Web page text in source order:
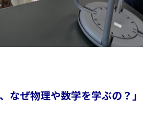
なぜ物理や数学を学ぶの？」